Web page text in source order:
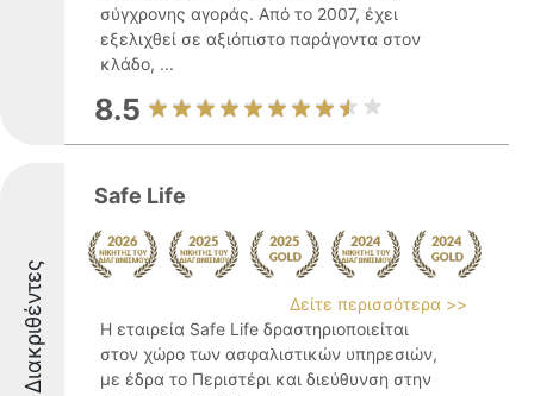
σύγχρονης αγοράς. Από το 2007, έχει
εξελιχθεί σε αξιόπιστο παράγοντα στον
κλάδο, ...
8.5
Διακριθέντες
Safe Life
Δείτε περισσότερα >>
Η εταιρεία Safe Life δραστηριοποιείται
στον χώρο των ασφαλιστικών υπηρεσιών,
με έδρα το Περιστέρι και διεύθυνση στην